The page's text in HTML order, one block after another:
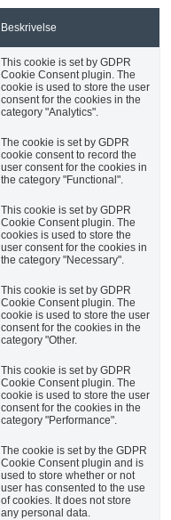
Beskrivelse
This cookie is set by GDPR
Cookie Consent plugin. The
cookie is used to store the user
consent for the cookies in the
category "Analytics".
The cookie is set by GDPR
cookie consent to record the
user consent for the cookies in
the category "Functional".
This cookie is set by GDPR
Cookie Consent plugin. The
cookies is used to store the
user consent for the cookies in
the category "Necessary".
This cookie is set by GDPR
Cookie Consent plugin. The
cookie is used to store the user
consent for the cookies in the
category "Other.
This cookie is set by GDPR
Cookie Consent plugin. The
cookie is used to store the user
consent for the cookies in the
category "Performance".
The cookie is set by the GDPR
Cookie Consent plugin and is
used to store whether or not
user has consented to the use
of cookies. It does not store
any personal data.